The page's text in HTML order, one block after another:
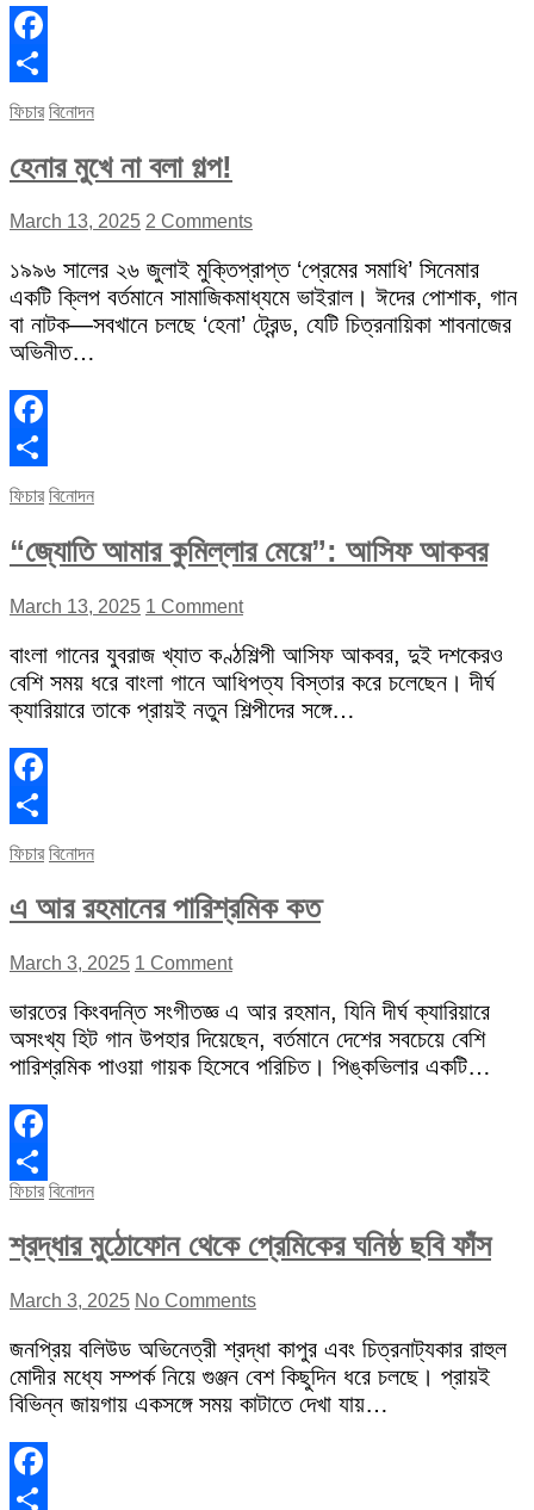
Facebook
Share
ফিচার বিনোদন
হেনার মুখে না বলা গল্প!
March 13, 2025 2 Comments
১৯৯৬ সালের ২৬ জুলাই মুক্তিপ্রাপ্ত ‘প্রেমের সমাধি’ সিনেমার
একটি ক্লিপ বর্তমানে সামাজিকমাধ্যমে ভাইরাল। ঈদের পোশাক, গান
বা নাটক—সবখানে চলছে ‘হেনা’ ট্রেন্ড, যেটি চিত্রনায়িকা শাবনাজের
অভিনীত…
Facebook
Share
ফিচার বিনোদন
“জ্যোতি আমার কুমিল্লার মেয়ে”: আসিফ আকবর
March 13, 2025 1 Comment
বাংলা গানের যুবরাজ খ্যাত কণ্ঠশিল্পী আসিফ আকবর, দুই দশকেরও
বেশি সময় ধরে বাংলা গানে আধিপত্য বিস্তার করে চলেছেন। দীর্ঘ
ক্যারিয়ারে তাকে প্রায়ই নতুন শিল্পীদের সঙ্গে…
Facebook
Share
ফিচার বিনোদন
এ আর রহমানের পারিশ্রমিক কত
March 3, 2025 1 Comment
ভারতের কিংবদন্তি সংগীতজ্ঞ এ আর রহমান, যিনি দীর্ঘ ক্যারিয়ারে
অসংখ্য হিট গান উপহার দিয়েছেন, বর্তমানে দেশের সবচেয়ে বেশি
পারিশ্রমিক পাওয়া গায়ক হিসেবে পরিচিত। পিঙ্কভিলার একটি…
Facebook
Share
ফিচার বিনোদন
শ্রদ্ধার মুঠোফোন থেকে প্রেমিকের ঘনিষ্ঠ ছবি ফাঁস
March 3, 2025 No Comments
জনপ্রিয় বলিউড অভিনেত্রী শ্রদ্ধা কাপুর এবং চিত্রনাট্যকার রাহুল
মোদীর মধ্যে সম্পর্ক নিয়ে গুঞ্জন বেশ কিছুদিন ধরে চলছে। প্রায়ই
বিভিন্ন জায়গায় একসঙ্গে সময় কাটাতে দেখা যায়…
Facebook